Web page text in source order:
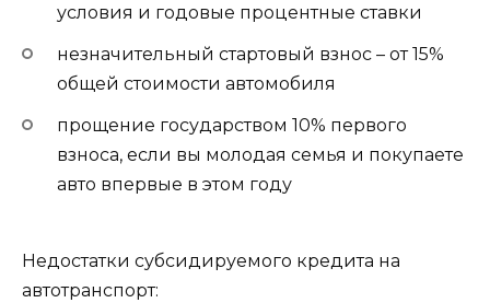
условия и годовые процентные ставки
незначительный стартовый взнос – от 15%
общей стоимости автомобиля
прощение государством 10% первого
взноса, если вы молодая семья и покупаете
авто впервые в этом году
Недостатки субсидируемого кредита на
автотранспорт: